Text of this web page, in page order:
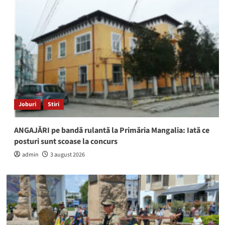
Joburi Stiri
ANGAJĂRI pe bandă rulantă la Primăria Mangalia: Iată ce
posturi sunt scoase la concurs
admin 3 august 2026